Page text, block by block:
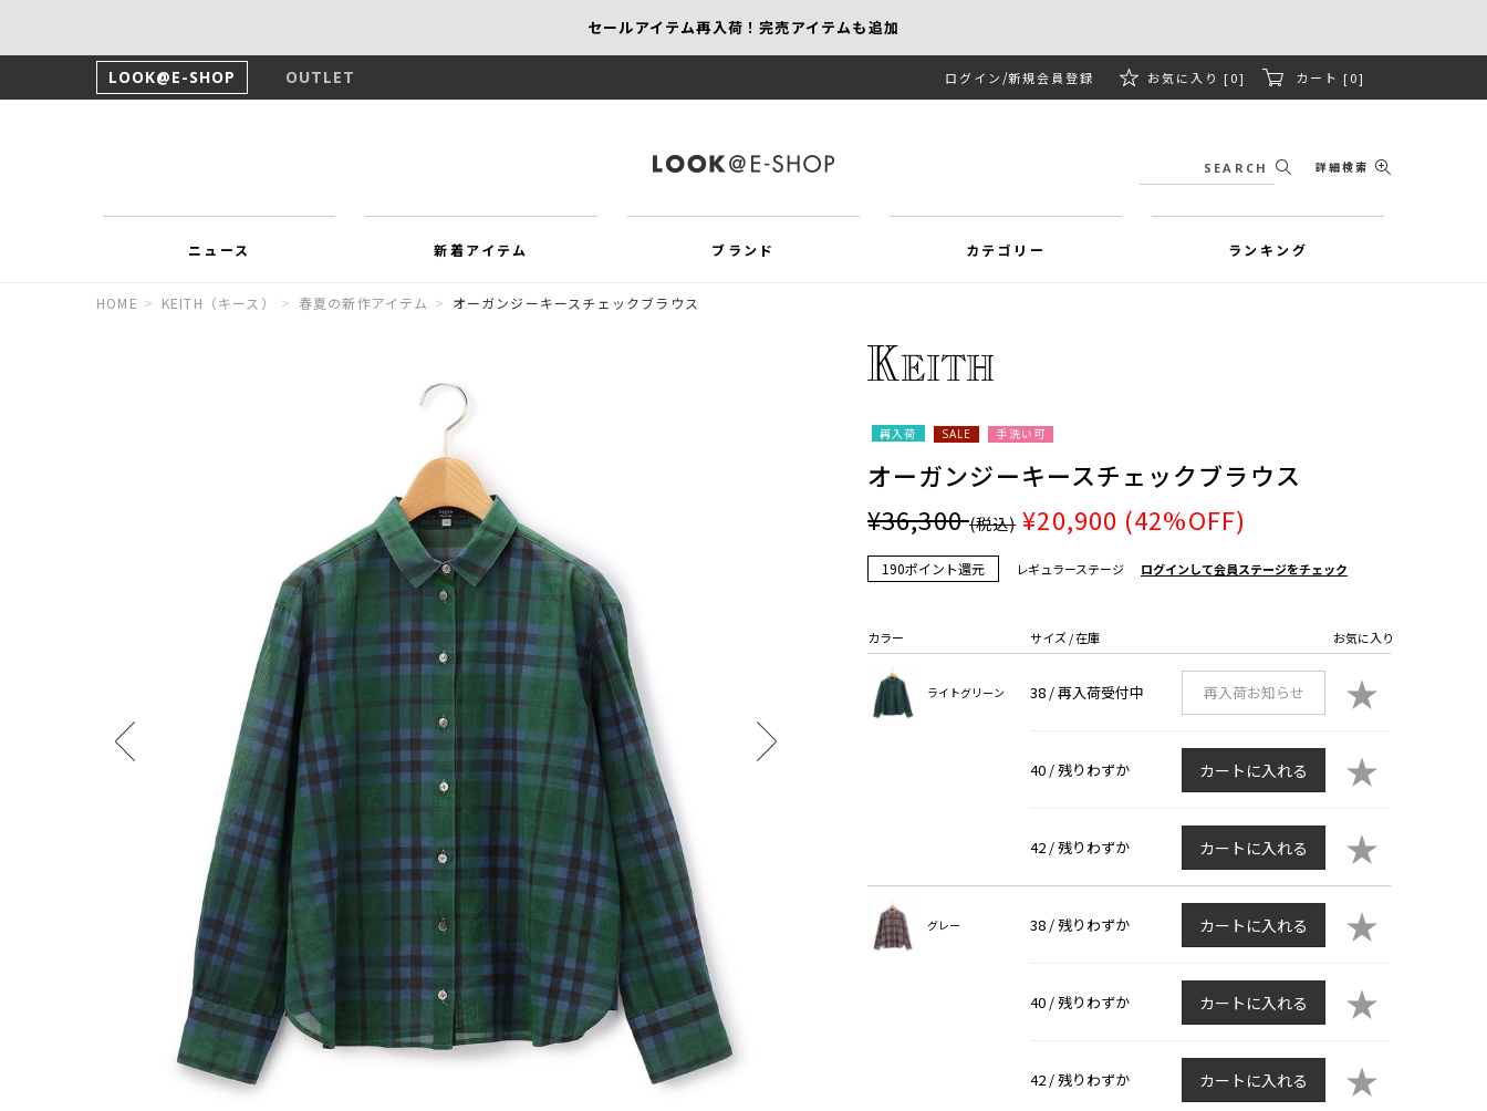
セールアイテム再入荷！完売アイテムも追加
LOOK@E-SHOP OUTLET ログイン 新規会員登録 お気に入り [0] カート [0]
詳細検索
ニュース 新着アイテム ブランド カテゴリー ランキング
HOME > KEITH（キース） > 春夏の新作アイテム > オーガンジーキースチェックブラウス
再入荷 SALE 手洗い可
オーガンジーキースチェックブラウス
¥36,300(税込) ¥20,900 (42%OFF)
190ポイント還元 レギュラーステージ ログインして会員ステージをチェック
カラー サイズ / 在庫 お気に入り
ライトグリーン 38 /再入荷受付中 再入荷お知らせ ★
40 /残りわずか カートに入れる ★
42 /残りわずか カートに入れる ★
グレー 38 /残りわずか カートに入れる ★
40 /残りわずか カートに入れる ★
42 /残りわずか カートに入れる ★